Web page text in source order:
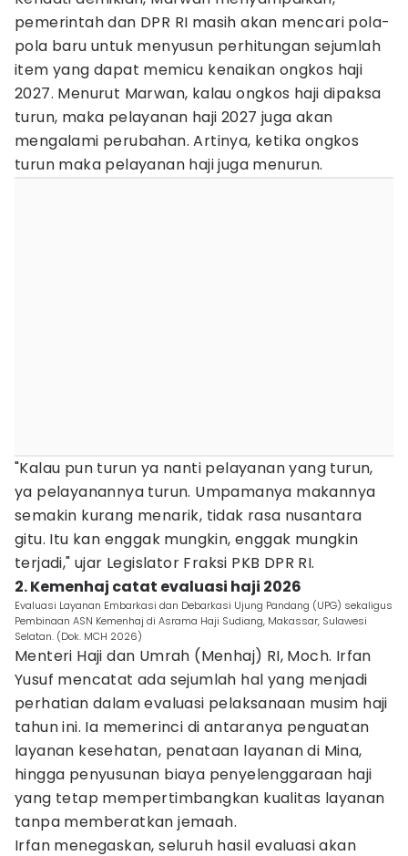
pemerintah dan DPR RI masih akan mencari pola-
pola baru untuk menyusun perhitungan sejumlah
item yang dapat memicu kenaikan ongkos haji
2027. Menurut Marwan, kalau ongkos haji dipaksa
turun, maka pelayanan haji 2027 juga akan
mengalami perubahan. Artinya, ketika ongkos
turun maka pelayanan haji juga menurun.
"Kalau pun turun ya nanti pelayanan yang turun,
ya pelayanannya turun. Umpamanya makannya
semakin kurang menarik, tidak rasa nusantara
gitu. Itu kan enggak mungkin, enggak mungkin
terjadi," ujar Legislator Fraksi PKB DPR RI.
2. Kemenhaj catat evaluasi haji 2026
Evaluasi Layanan Embarkasi dan Debarkasi Ujung Pandang (UPG) sekaligus
Pembinaan ASN Kemenhaj di Asrama Haji Sudiang, Makassar, Sulawesi
Selatan. (Dok. MCH 2026)
Menteri Haji dan Umrah (Menhaj) RI, Moch. Irfan
Yusuf mencatat ada sejumlah hal yang menjadi
perhatian dalam evaluasi pelaksanaan musim haji
tahun ini. Ia memerinci di antaranya penguatan
layanan kesehatan, penataan layanan di Mina,
hingga penyusunan biaya penyelenggaraan haji
yang tetap mempertimbangkan kualitas layanan
tanpa memberatkan jemaah.
Irfan menegaskan, seluruh hasil evaluasi akan